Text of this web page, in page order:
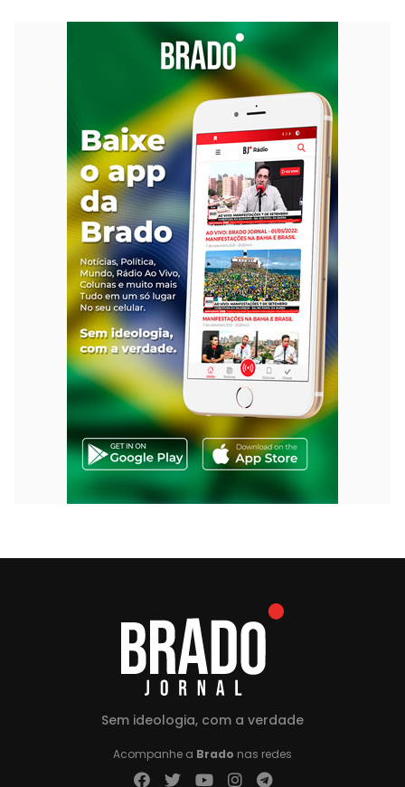
Sem ideologia, com a verdade
Acompanhe a Brado nas redes